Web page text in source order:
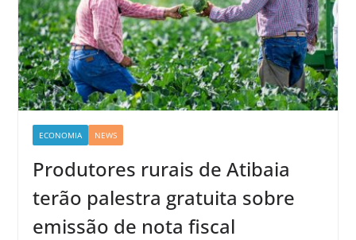
ECONOMIA NEWS
Produtores rurais de Atibaia
terão palestra gratuita sobre
emissão de nota fiscal